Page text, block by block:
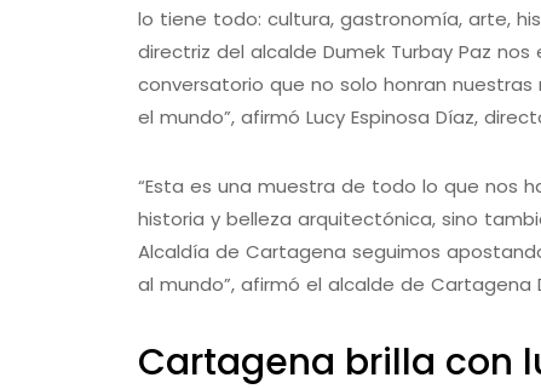
lo tiene todo: cultura, gastronomía, arte,
directriz del alcalde Dumek Turbay Paz
conversatorio que no solo honran
el mundo”, afirmó Lucy Espinosa Díaz,
“Esta es una muestra de todo lo que nos
historia y belleza arquitectónica, sino
Alcaldía de Cartagena seguimos
al mundo”, afirmó el alcalde de Cartagena
Cartagena brilla con